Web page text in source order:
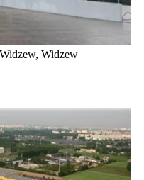
Widzew